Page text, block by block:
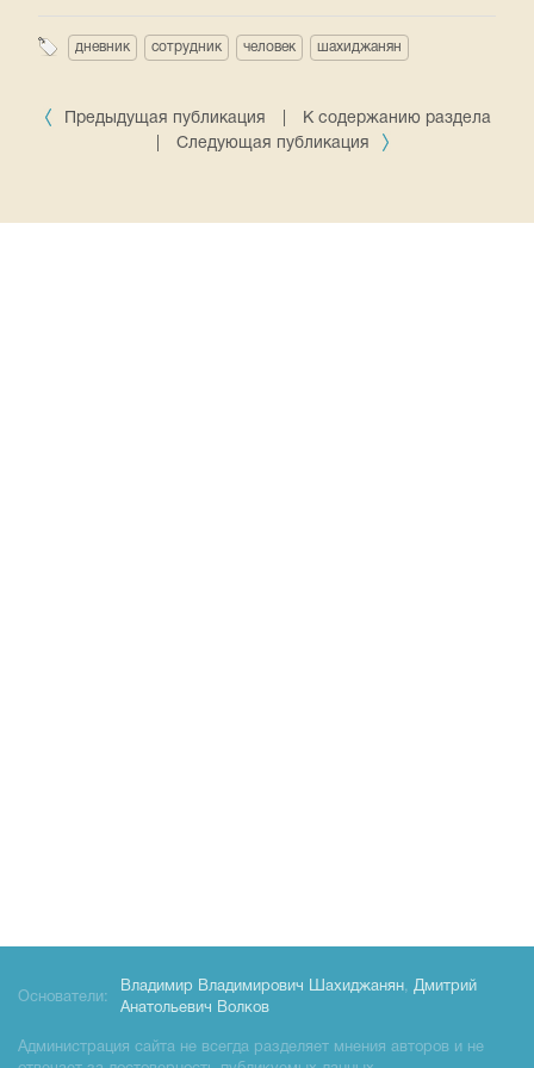
дневник сотрудник человек шахиджанян
Предыдущая публикация
К содержанию раздела
Следующая публикация
Основатели:
Владимир Владимирович Шахиджанян, Дмитрий
Анатольевич Волков
Администрация сайта не всегда разделяет мнения авторов и не